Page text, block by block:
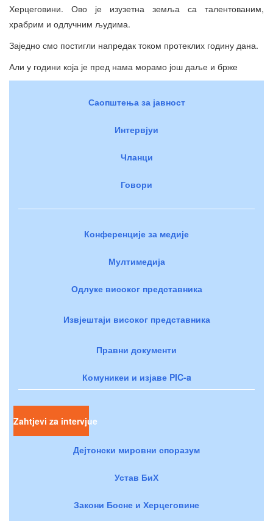
Херцеговини. Ово је изузетна земља са талентованим,
храбрим и одлучним људима.
Заједно смо постигли напредак током протеклих годину дана.
Али у години која је пред нама морамо још даље и брже
Саопштења за јавност
Интервјуи
Чланци
Говори
Конференције за медије
Мултимедија
Одлуке високог представника
Извјештаји високог представника
Правни документи
Комуникеи и изјаве PIC-a
Zahtjevi za intervjue
Дејтонски мировни споразум
Устав БиХ
Закони Босне и Херцеговине